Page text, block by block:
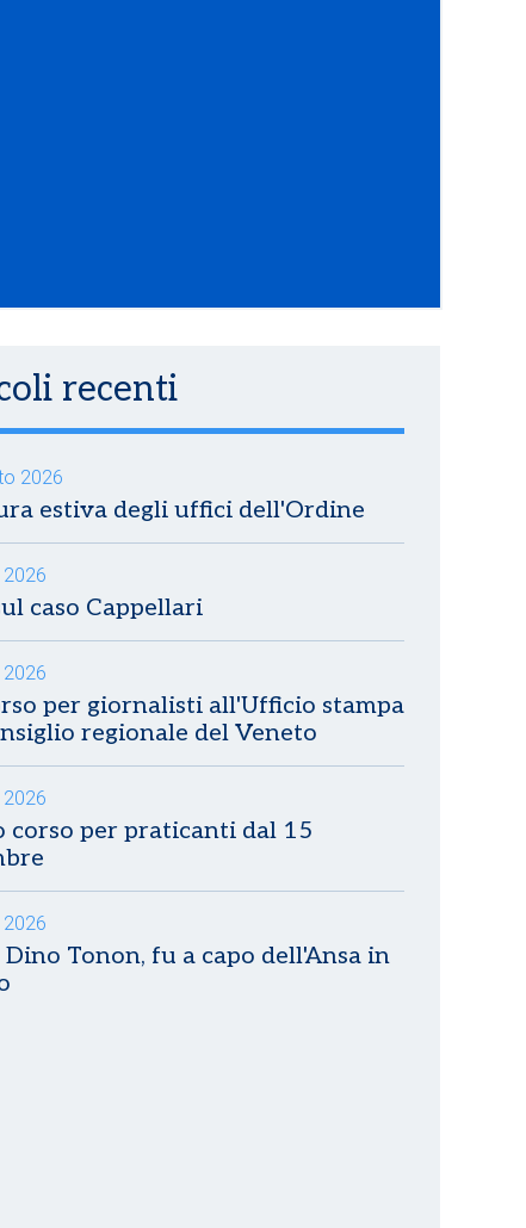
recenti
2026
estiva degli uffici dell'Ordine
caso Cappellari
per giornalisti all'Ufficio stampa
regionale del Veneto
corso per praticanti dal 15
Tonon, fu a capo dell'Ansa in